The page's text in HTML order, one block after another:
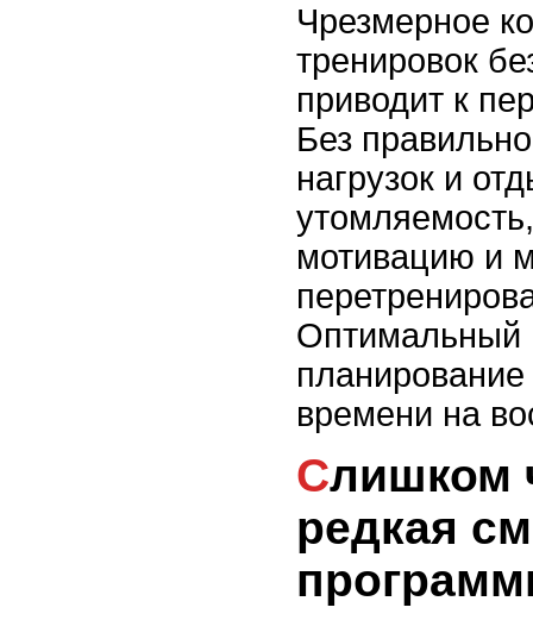
Чрезмерное
тренировок
приводит к
Без
нагрузок и
мотивацию и
Оптимальный
времени на
Слишком частая или
редкая